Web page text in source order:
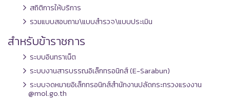
สถิติการให้บริการ
รวมแบบสอบถาม\แบบสำรวจ\แบบประเมิน
สำหรับข้าราชการ
ระบบอินทราเน็ต
ระบบงานสารบรรณอิเล็กทรอนิกส์ (E-Sarabun)
ระบบจดหมายอิเล็กทรอนิกส์สำนักงานปลัดกระทรวงแรงงาน
@mol.go.th